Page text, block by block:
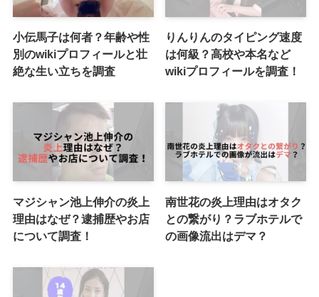
小伝馬子は何者？年齢や性
別のwikiプロフィールと壮
絶な生い立ちを調査
りんりんのタイピング速度
は何級？高校や本名など
wikiプロフィールを調査！
マジシャン池上伸介の炎上
理由はなぜ？逮捕歴やお店
について調査！
南世花の炎上理由はオタク
との繋がり？ラブホテルで
の画像流出はデマ？